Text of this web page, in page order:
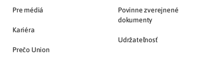
Pre médiá
Kariéra
Prečo Union
Povinne zverejnené
dokumenty
Udržateľnosť